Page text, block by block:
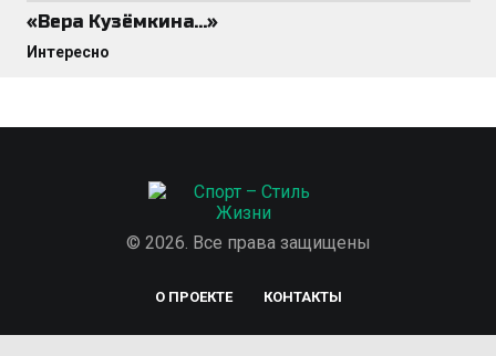
«Вера Кузёмкина…»
Интересно
© 2026. Все права защищены
О ПРОЕКТЕ КОНТАКТЫ